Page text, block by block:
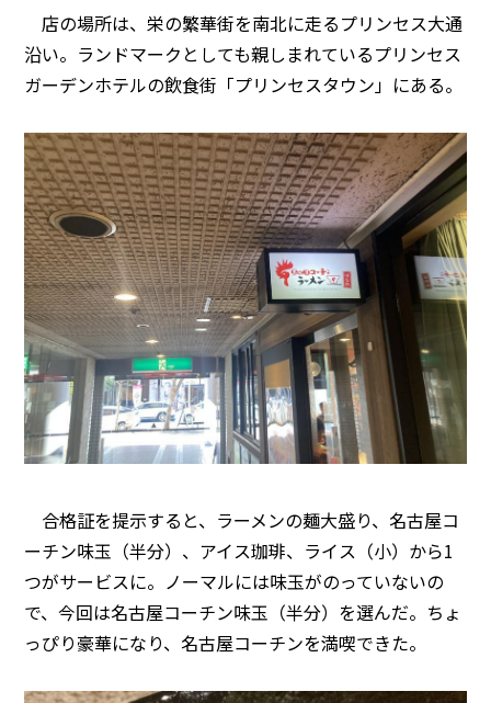
店の場所は、栄の繁華街を南北に走るプリンセス大通
沿い。ランドマークとしても親しまれているプリンセス
ガーデンホテルの飲食街「プリンセスタウン」にある。
合格証を提示すると、ラーメンの麺大盛り、名古屋コ
ーチン味玉（半分）、アイス珈琲、ライス（小）から1
つがサービスに。ノーマルには味玉がのっていないの
で、今回は名古屋コーチン味玉（半分）を選んだ。ちょ
っぴり豪華になり、名古屋コーチンを満喫できた。